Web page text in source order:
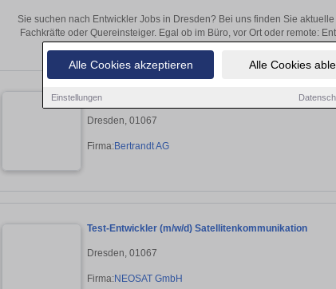
Alle Cookies akzeptieren Alle Cookies
Einstellungen
Sie suchen nach Entwickler Jobs in Dresden? Bei uns finden Sie
Fachkräfte oder Quereinsteiger. Egal ob im Büro, vor Ort oder remote:
auf passende
Elektroingenieur/ Elektroplaner (m/w/d) für die
Dresden, 01067
Firma:Bertrandt AG
Test-Entwickler (m/w/d) Satellitenkommunikation
Dresden, 01067
Firma:NEOSAT GmbH